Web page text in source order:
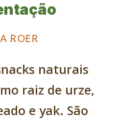
ROER
naturais
raiz de urze,
e yak. São